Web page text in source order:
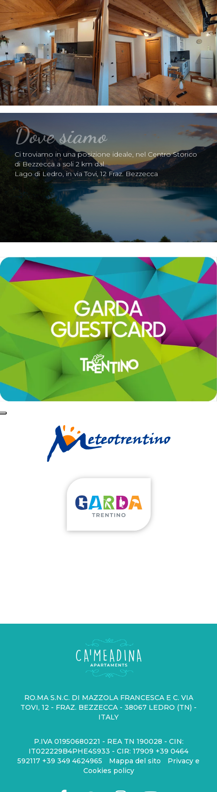
Dove siamo
Ci troviamo in una posizione ideale, nel Centro Storico
di Bezzecca a soli 2 km dal
Lago di Ledro, in via Tovi, 12 Fraz. Bezzecca
RO.MA S.N.C. DI MAZZOLA FRANCESCA E C. VIA
TOVI, 12 - FRAZ. BEZZECCA - 38067 LEDRO (TN) -
ITALY
P.IVA 01950680221 - REA TN 190028 - CIN:
IT022229B4PHE4S933 - CIR: 17909 +39 0464
592117 +39 349 4624965 Mappa del sito
Privacy e
Cookies policy